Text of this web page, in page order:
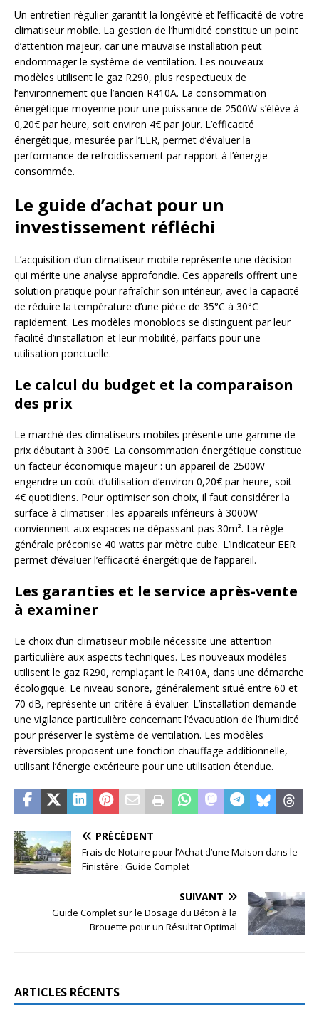
Un entretien régulier garantit la longévité et l’efficacité de votre
climatiseur mobile. La gestion de l’humidité constitue un point
d’attention majeur, car une mauvaise installation peut
endommager le système de ventilation. Les nouveaux
modèles utilisent le gaz R290, plus respectueux de
l’environnement que l’ancien R410A. La consommation
énergétique moyenne pour une puissance de 2500W s’élève à
0,20€ par heure, soit environ 4€ par jour. L’efficacité
énergétique, mesurée par l’EER, permet d’évaluer la
performance de refroidissement par rapport à l’énergie
consommée.
Le guide d’achat pour un
investissement réfléchi
L’acquisition d’un climatiseur mobile représente une décision
qui mérite une analyse approfondie. Ces appareils offrent une
solution pratique pour rafraîchir son intérieur, avec la capacité
de réduire la température d’une pièce de 35°C à 30°C
rapidement. Les modèles monoblocs se distinguent par leur
facilité d’installation et leur mobilité, parfaits pour une
utilisation ponctuelle.
Le calcul du budget et la comparaison
des prix
Le marché des climatiseurs mobiles présente une gamme de
prix débutant à 300€. La consommation énergétique constitue
un facteur économique majeur : un appareil de 2500W
engendre un coût d’utilisation d’environ 0,20€ par heure, soit
4€ quotidiens. Pour optimiser son choix, il faut considérer la
surface à climatiser : les appareils inférieurs à 3000W
conviennent aux espaces ne dépassant pas 30m². La règle
générale préconise 40 watts par mètre cube. L’indicateur EER
permet d’évaluer l’efficacité énergétique de l’appareil.
Les garanties et le service après-vente
à examiner
Le choix d’un climatiseur mobile nécessite une attention
particulière aux aspects techniques. Les nouveaux modèles
utilisent le gaz R290, remplaçant le R410A, dans une démarche
écologique. Le niveau sonore, généralement situé entre 60 et
70 dB, représente un critère à évaluer. L’installation demande
une vigilance particulière concernant l’évacuation de l’humidité
pour préserver le système de ventilation. Les modèles
réversibles proposent une fonction chauffage additionnelle,
utilisant l’énergie extérieure pour une utilisation étendue.
PRÉCÉDENT
Frais de Notaire pour l’Achat d’une Maison dans le
Finistère : Guide Complet
SUIVANT
Guide Complet sur le Dosage du Béton à la
Brouette pour un Résultat Optimal
ARTICLES RÉCENTS